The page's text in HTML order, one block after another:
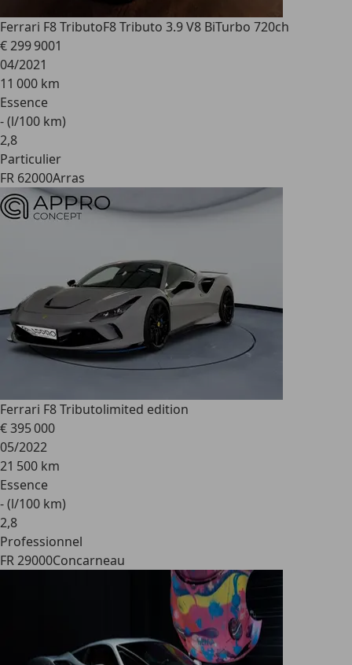
Ferrari F8 TributoF8 Tributo 3.9 V8 BiTurbo 720ch
€ 299 9001
04/2021
11 000 km
Essence
- (l/100 km)
2,8
Particulier
FR 62000Arras
Ferrari F8 Tributolimited edition
€ 395 000
05/2022
21 500 km
Essence
- (l/100 km)
2,8
Professionnel
FR 29000Concarneau